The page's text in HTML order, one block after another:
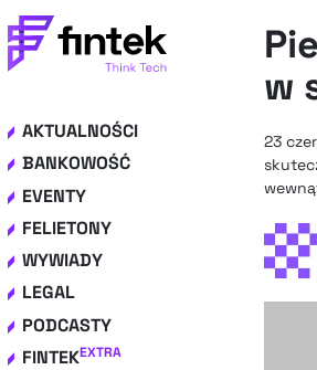
AKTUALNOŚCI
BANKOWOŚĆ
EVENTY
FELIETONY
WYWIADY
LEGAL
PODCASTY
FINTEKEXTRA
w
23